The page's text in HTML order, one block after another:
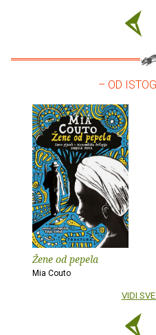
– OD
Žene od pepela
Mia Couto
VIDI